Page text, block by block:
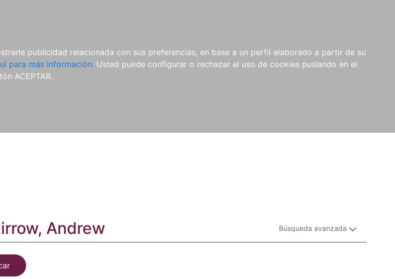
publicidad relacionada con sus preferencias, en base a un perfil elaborado a partir de su
para más información. Usted puede configurar o rechazar el uso de cookies puslando en el
ACEPTAR.
CDS Y
DVDS
MATERIAL
COMPLEMENTARIO
NOVEDADES NOTICIAS
COMPRAS
INSTITUCIONALES
Andrew Búsqueda avanzada